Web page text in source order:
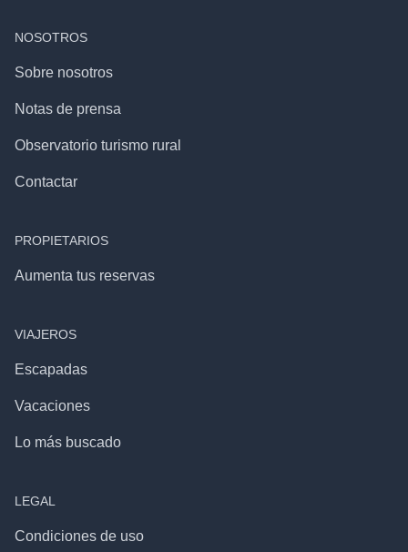
NOSOTROS
Sobre nosotros
Notas de prensa
Observatorio turismo rural
Contactar
PROPIETARIOS
Aumenta tus reservas
VIAJEROS
Escapadas
Vacaciones
Lo más buscado
LEGAL
Condiciones de uso